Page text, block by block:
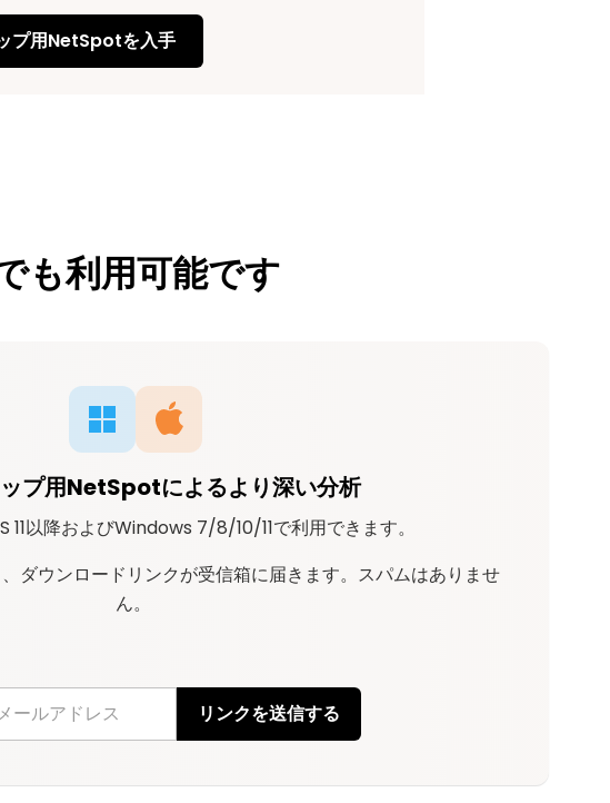
プ用NetSpotを入手
も利用可能です
プ用NetSpotによるより深い分析
以降およびWindows 7/8/10/11で利用できます。
ダウンロードリンクが受信箱に届きます。スパムはありませ
ん。
リンクを送信する